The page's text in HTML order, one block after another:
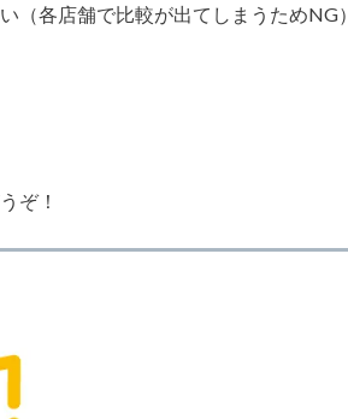
（各店舗で比較が出てしまうためNG）
ぞ！